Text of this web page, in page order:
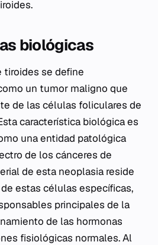
biológicas
tiroides se define
un tumor maligno que
de las células foliculares de
característica biológica es
una entidad patológica
de los cánceres de
de esta neoplasia reside
estas células específicas,
principales de la
de las hormonas
fisiológicas normales. Al